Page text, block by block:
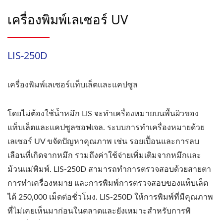
เครื่องพิมพ์เลเซอร์ UV
LIS-250D
เครื่องพิมพ์เลเซอร์แท็บเล็ตและแคปซูล
โดยไม่ต้องใช้น้ำหมึก LIS จะทำเครื่องหมายบนพื้นผิวของ
แท็บเล็ตและแคปซูลซอฟเจล. ระบบการทำเครื่องหมายด้วย
เลเซอร์ UV ขจัดปัญหาคุณภาพ เช่น รอยเปื้อนและการลบ
เลือนที่เกิดจากหมึก รวมถึงค่าใช้จ่ายเพิ่มเติมจากหมึกและ
ม้วนแม่พิมพ์. LIS-250D สามารถทำการตรวจสอบด้วยสายตา
การทำเครื่องหมาย และการพิมพ์การตรวจสอบของแท็บเล็ต
ได้ 250,000 เม็ดต่อชั่วโมง. LIS-250D ให้การพิมพ์ที่มีคุณภาพ
ที่ไม่เคยเห็นมาก่อนในตลาดและยังเหมาะสำหรับการพิ